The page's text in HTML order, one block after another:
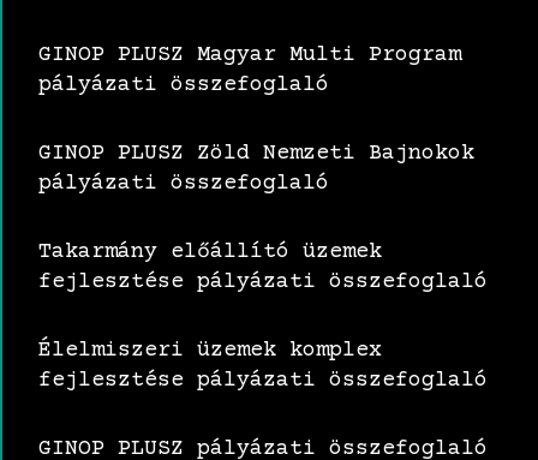
GINOP PLUSZ Magyar Multi Program
pályázati összefoglaló
GINOP PLUSZ Zöld Nemzeti Bajnokok
pályázati összefoglaló
Takarmány előállító üzemek
fejlesztése pályázati összefoglaló
Élelmiszeri üzemek komplex
fejlesztése pályázati összefoglaló
GINOP PLUSZ pályázati összefoglaló